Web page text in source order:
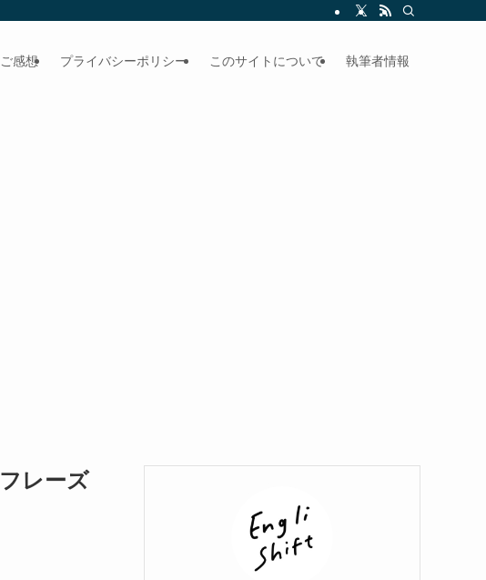
感想 プライバシーポリシー このサイトについて 執筆者情報
レーズ